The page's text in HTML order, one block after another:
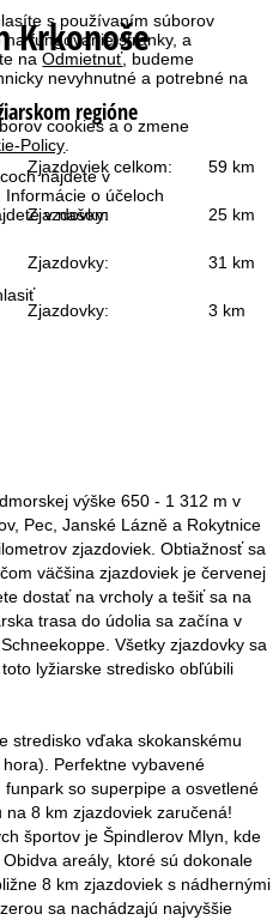
s používaním súborov
fungovanie stránky, a
naOdmietnuť, budeme
nevyhnutné a potrebné na
cookies a o zmene
Policy.
nájdete v
Informácie o účeloch
v našom
Krkonoše
regióne
Zjazdoviek celkom: 59 km
Zjazdovky: 25 km
Zjazdovky: 31 km
Zjazdovky: 3 km
výške 650 - 1 312 m v
Pec, Janské Lázně a Rokytnice
zjazdoviek. Obtiažnosť sa
väčšina zjazdoviek je červenej
dostať na vrcholy a tešiť sa na
trasa do údolia sa začína v
Všetky zjazdovky sa
lyžiarske stredisko obľúbili
stredisko vďaka skokanskému
Perfektne vybavené
so superpipe a osvetlené
8 km zjazdoviek zaručená!
športov je Špindlerov Mlyn, kde
areály, ktoré sú dokonale
8 km zjazdoviek s nádhernými
sa nachádzajú najvyššie